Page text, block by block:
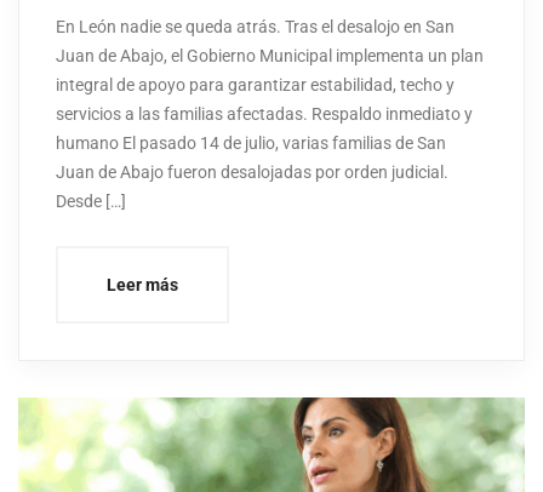
En León nadie se queda atrás. Tras el desalojo en San
Juan de Abajo, el Gobierno Municipal implementa un plan
integral de apoyo para garantizar estabilidad, techo y
servicios a las familias afectadas. Respaldo inmediato y
humano El pasado 14 de julio, varias familias de San
Juan de Abajo fueron desalojadas por orden judicial.
Desde […]
Leer más